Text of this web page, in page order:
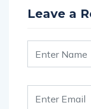
Leave a